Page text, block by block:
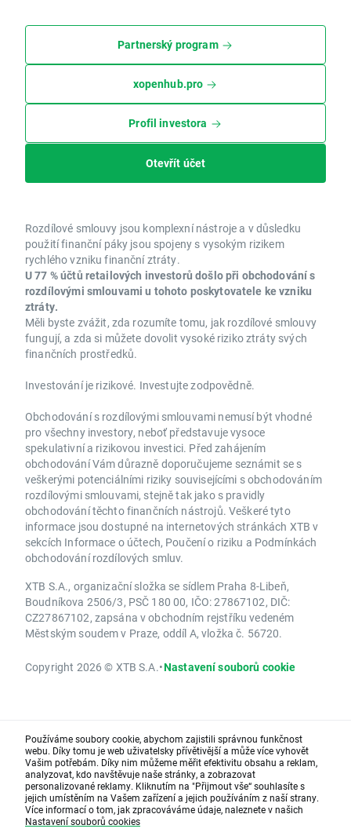
Partnerský program
xopenhub.pro
Profil investora
Otevřít účet
Rozdílové smlouvy jsou komplexní nástroje a v důsledku
použití finanční páky jsou spojeny s vysokým rizikem
rychlého vzniku finanční ztráty.
U 77 % účtů retailových investorů došlo při obchodování s
rozdílovými smlouvami u tohoto poskytovatele ke vzniku
ztráty.
Měli byste zvážit, zda rozumíte tomu, jak rozdílové smlouvy
fungují, a zda si můžete dovolit vysoké riziko ztráty svých
finančních prostředků.
Investování je rizikové. Investujte zodpovědně.
Obchodování s rozdílovými smlouvami nemusí být vhodné
pro všechny investory, neboť představuje vysoce
spekulativní a rizikovou investici. Před zahájením
obchodování Vám důrazně doporučujeme seznámit se s
veškerými potenciálními riziky souvisejícími s obchodováním
rozdílovými smlouvami, stejně tak jako s pravidly
obchodování těchto finančních nástrojů. Veškeré tyto
informace jsou dostupné na internetových stránkách XTB v
sekcích Informace o účtech, Poučení o riziku a Podmínkách
obchodování rozdílových smluv.
XTB S.A., organizační složka se sídlem Praha 8-Libeň,
Boudníkova 2506/3, PSČ 180 00, IČO: 27867102, DIČ:
CZ27867102, zapsána v obchodním rejstříku vedeném
Městským soudem v Praze, oddíl A, vložka č. 56720.
Copyright 2026 © XTB S.A.•Nastavení souborů cookie
Používáme soubory cookie, abychom zajistili správnou funkčnost
webu. Díky tomu je web uživatelsky přívětivější a může více vyhovět
Vašim potřebám. Díky nim můžeme měřit efektivitu obsahu a reklam,
analyzovat, kdo navštěvuje naše stránky, a zobrazovat
personalizované reklamy. Kliknutím na "Přijmout vše“ souhlasíte s
jejich umístěním na Vašem zařízení a jejich používáním z naší strany.
Více informací o tom, jak zpracováváme údaje, naleznete v našich
Nastavení souborů cookies